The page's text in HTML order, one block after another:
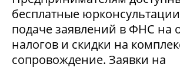
бесплатные
подаче заявлений в ФНС на
налогов и скидки на
сопровождение. Заявки на